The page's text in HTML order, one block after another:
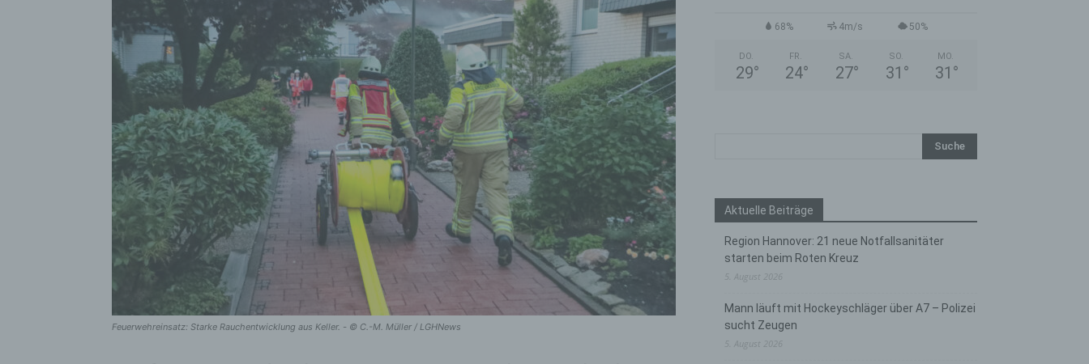
Feuerwehreinsatz: Starke Rauchentwicklung aus Keller. - © C.-M. Müller / LGHNews
68% 4m/s 50%
DO.
29°
FR.
24°
SA.
27°
SO.
31 °
MO.
31 °
Aktuelle Beiträge
Region Hannover: 21 neue Notfallsanitäter
starten beim Roten Kreuz
5. August 2026
Mann läuft mit Hockeyschläger über A7 – Polizei
sucht Zeugen
5. August 2026